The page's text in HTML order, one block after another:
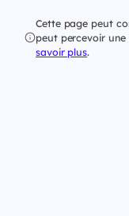
Cette page peut
peut percevoir
savoir plus.